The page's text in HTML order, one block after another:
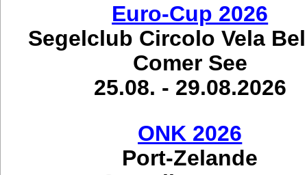
Euro-Cup 2026
Segelclub Circolo Vela
Comer See
25.08. - 29.08.2026
ONK 2026
Port-Zelande